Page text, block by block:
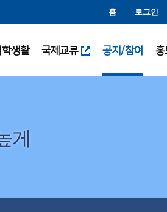
홈 로그인
학생활 국제교류 공지/참여 홍
게